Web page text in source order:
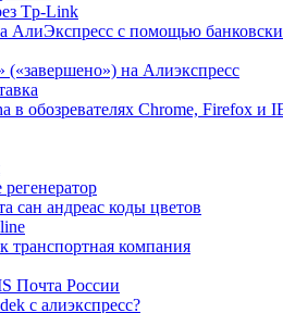
Tp-Link
АлиЭкспресс с помощью
(«завершено») на Алиэкспресс
в обозревателях Chrome, Firefox и
сан андреас коды цветов
транспортная компания
Почта России
с алиэкспресс?